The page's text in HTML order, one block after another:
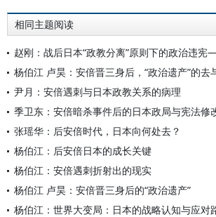
相同主题阅读
杨伯江 卢昊：安倍晋三身后，“政治遗产”的去
尹月：安倍遇刺与日本政教关系的病理
季卫东：安倍暗杀事件后的日本政局与宪法修
张瑶华：后安倍时代，日本向何处去？
杨伯江：后安倍日本的成长关键
杨伯江：安倍遇刺折射出的现实
杨伯江 卢昊：安倍晋三身后的“政治遗产”
杨伯江：世界大变局：日本的战略认知与应对